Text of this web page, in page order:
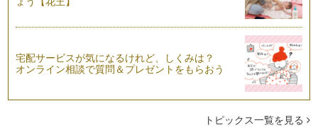
宅配サービスが気になるけれど、しくみは？
オンライン相談で質問＆プレゼントをもらおう
トピックス一覧を見る